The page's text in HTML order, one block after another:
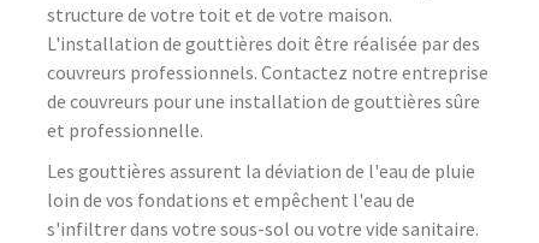
structure de votre toit et de votre maison.
L'installation de gouttières doit être réalisée par des
couvreurs professionnels. Contactez notre entreprise
de couvreurs pour une installation de gouttières sûre
et professionnelle.
Les gouttières assurent la déviation de l'eau de pluie
loin de vos fondations et empêchent l'eau de
s'infiltrer dans votre sous-sol ou votre vide sanitaire.